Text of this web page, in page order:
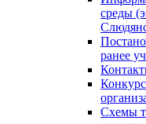
среды
ранее
Схемы